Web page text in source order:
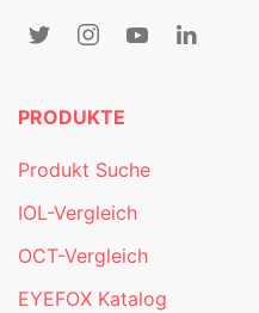
PRODUKTE
Produkt Suche
IOL-Vergleich
OCT-Vergleich
EYEFOX Katalog